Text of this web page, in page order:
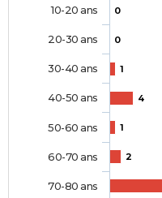
0
0
1
4
1
2
10-20 ans
20-30 ans
30-40 ans
40-50 ans
50-60 ans
60-70 ans
70-80 ans